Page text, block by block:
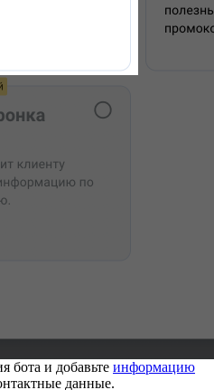
бота и добавьте информацию
данные.